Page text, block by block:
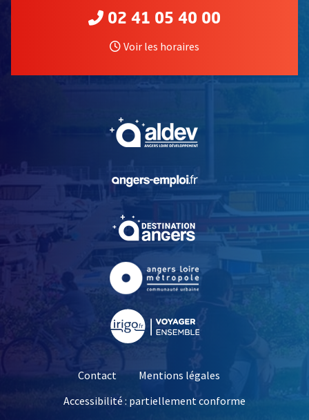
02 41 05 40 00
Voir les horaires
, Ouvre une nouvelle
, Ouvre une nouvelle
Contact
Mentions légales
Accessibilité : partiellement conforme